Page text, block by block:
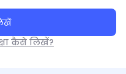
कैसे लिखें?